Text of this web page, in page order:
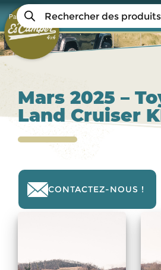
Aller
au
contenu
principal
Panier Mon compte
Recherche
de
produits
Mars 2025 –
Land Cruiser
CONTACTEZ-NOUS !